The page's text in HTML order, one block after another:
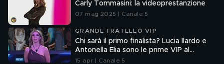
Carly Tommasini: la videoprestanzione
07 mag 2025 | Canale 5
GRANDE FRATELLO VIP
Chi sarà il primo finalista? Lucia Ilardo e
Antonella Elia sono le prime VIP al
televoto
15 apr | Canale 5